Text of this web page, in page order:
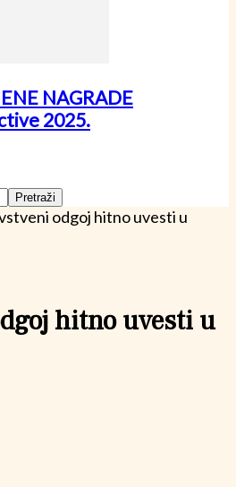
NAGRADE
2025.
odgoj hitno uvesti u
hitno uvesti u